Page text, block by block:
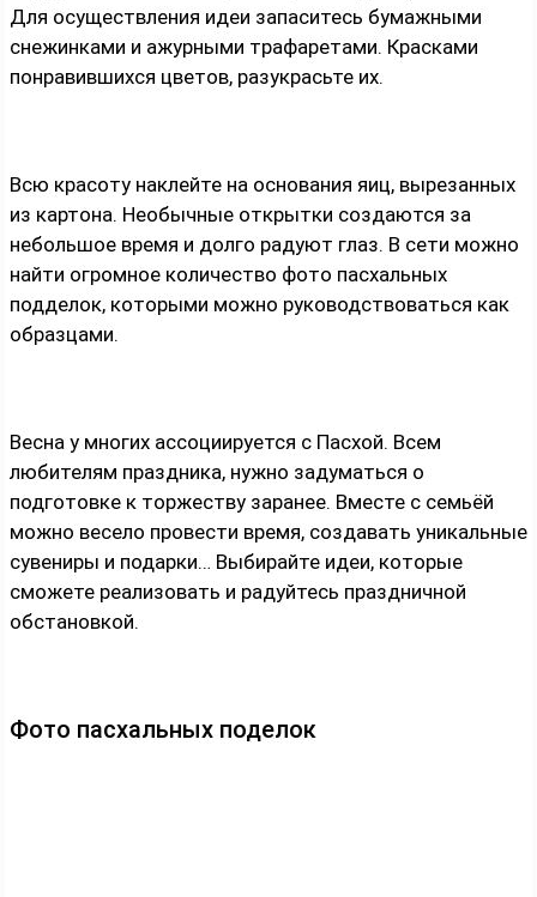
Для осуществления идеи запаситесь бумажными
снежинками и ажурными трафаретами. Красками
понравившихся цветов, разукрасьте их.
Всю красоту наклейте на основания яиц, вырезанных
из картона. Необычные открытки создаются за
небольшое время и долго радуют глаз. В сети можно
найти огромное количество фото пасхальных
подделок, которыми можно руководствоваться как
образцами.
Весна у многих ассоциируется с Пасхой. Всем
любителям праздника, нужно задуматься о
подготовке к торжеству заранее. Вместе с семьёй
можно весело провести время, создавать уникальные
сувениры и подарки… Выбирайте идеи, которые
сможете реализовать и радуйтесь праздничной
обстановкой.
Фото пасхальных поделок